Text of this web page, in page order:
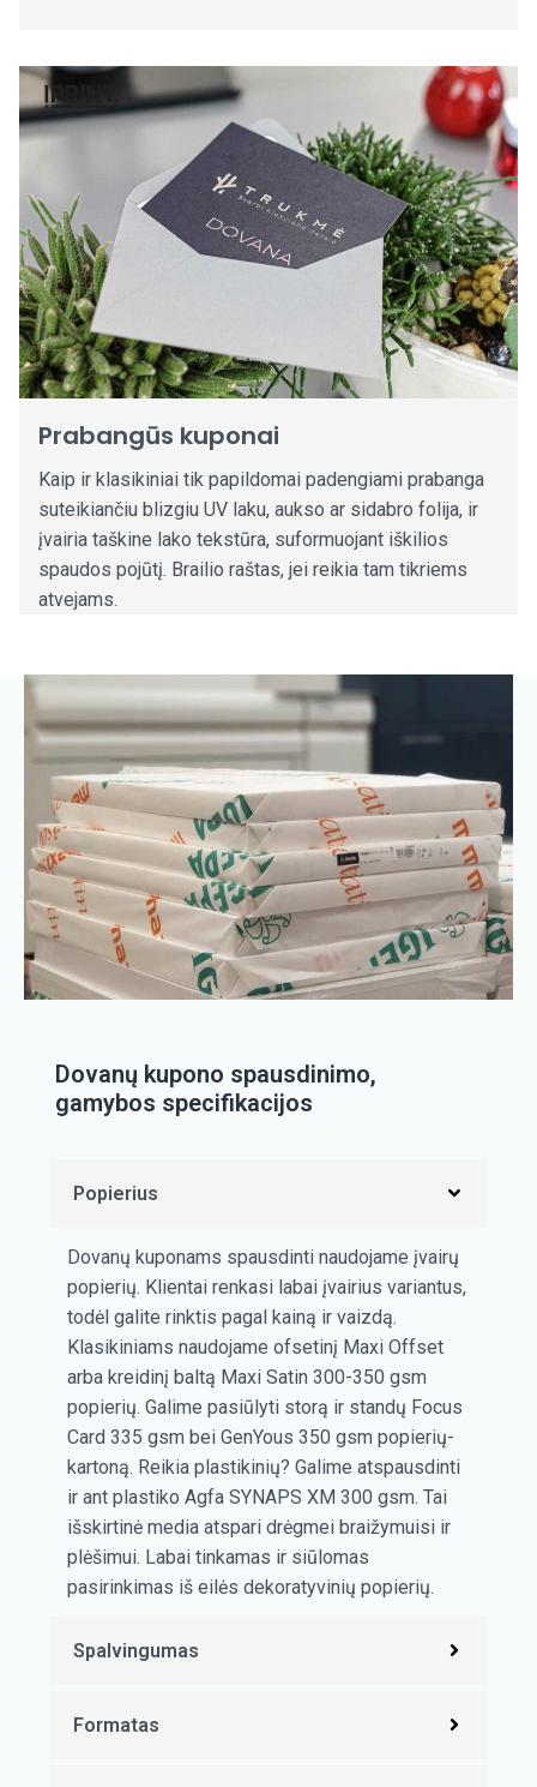
Prabangūs kuponai
Kaip ir klasikiniai tik papildomai padengiami prabanga
suteikiančiu blizgiu UV laku, aukso ar sidabro folija, ir
įvairia taškine lako tekstūra, suformuojant iškilios
spaudos pojūtį. Brailio raštas, jei reikia tam tikriems
atvejams.
Dovanų kupono spausdinimo,
gamybos specifikacijos
Popierius
Dovanų kuponams spausdinti naudojame įvairų
popierių. Klientai renkasi labai įvairius variantus,
todėl galite rinktis pagal kainą ir vaizdą.
Klasikiniams naudojame ofsetinį Maxi Offset
arba kreidinį baltą Maxi Satin 300-350 gsm
popierių. Galime pasiūlyti storą ir standų Focus
Card 335 gsm bei GenYous 350 gsm popierių-
kartoną. Reikia plastikinių? Galime atspausdinti
ir ant plastiko Agfa SYNAPS XM 300 gsm. Tai
išskirtinė media atspari drėgmei braižymuisi ir
plėšimui. Labai tinkamas ir siūlomas
pasirinkimas iš eilės dekoratyvinių popierių.
Spalvingumas
Formatas